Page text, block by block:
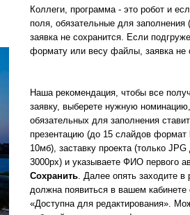
Коллеги, программа - это робот и
поля, обязательные для заполнения
заявка не сохранится. Если
формату или весу файлы, заявка не
Наша рекомендация, чтобы все
заявку, выберете нужную
обязательных для заполнения
презентацию (до 15 слайдов формат
10мб), заставку проекта (только
3000px) и указываете ФИО первого
Сохранить. Далее опять заходите в
должна появиться в вашем кабинете
«Доступна для редактирования».